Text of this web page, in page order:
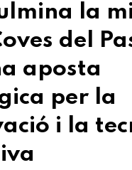
la
del
aposta
per la
i la